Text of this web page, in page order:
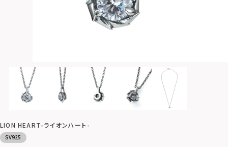
LION HEART-ライオンハート-
SV925